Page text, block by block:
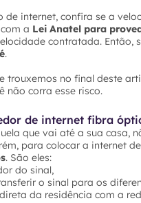
de internet, confira se a
a Lei Anatel para
contratada. Então,
.
trouxemos no final deste
não corra esse risco.
de internet fibra
que vai até a sua casa,
para colocar a internet
. São eles:
do sinal,
o sinal para os
da residência com a